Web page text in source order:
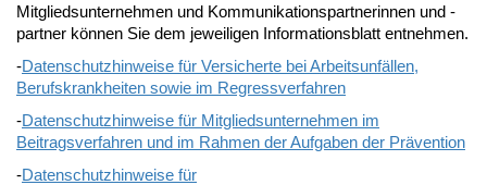
Mitgliedsunternehmen und Kommunikationspartnerinnen und -
partner können Sie dem jeweiligen Informationsblatt entnehmen.
-Datenschutzhinweise für Versicherte bei Arbeitsunfällen,
Berufskrankheiten sowie im Regressverfahren
-Datenschutzhinweise für Mitgliedsunternehmen im
Beitragsverfahren und im Rahmen der Aufgaben der Prävention
-Datenschutzhinweise für